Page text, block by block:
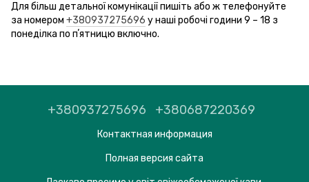
Для більш детальної комунікації пишіть або ж телефонуйте
за номером +380937275696 у наші робочі години 9 – 18 з
понеділка по пʼятницю включно.
+380937275696 +380687220369
Контактная информация
Полная версия сайта